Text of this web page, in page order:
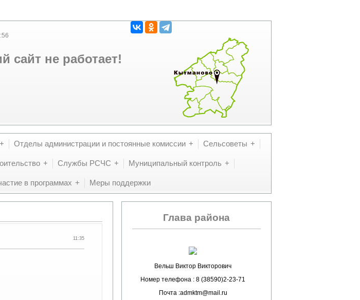
сайт не работает!
Отделы администрации и постоянные комиссии Сельсоветы
Службы РСЧС Муниципальный контроль
в программах Меры поддержки
11:35
Глава района
Вельш Виктор Викторович
Номер телефона : 8 (38590)2-23-71
Почта :admktm@mail.ru